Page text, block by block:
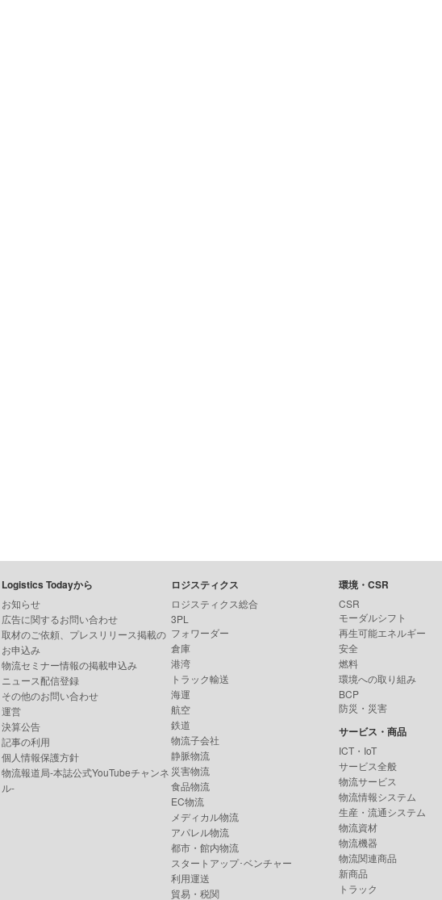
Logistics Todayから
お知らせ
広告に関するお問い合わせ
取材のご依頼、プレスリリース掲載の
お申込み
物流セミナー情報の掲載申込み
ニュース配信登録
その他のお問い合わせ
運営
決算公告
記事の利用
個人情報保護方針
物流報道局-本誌公式YouTubeチャンネ
ル-
ロジスティクス
ロジスティクス総合
3PL
フォワーダー
倉庫
港湾
トラック輸送
海運
航空
鉄道
物流子会社
静脈物流
災害物流
食品物流
EC物流
メディカル物流
アパレル物流
都市・館内物流
スタートアップ･ベンチャー
利用運送
貿易・税関
環境・CSR
CSR
モーダルシフト
再生可能エネルギー
安全
燃料
環境への取り組み
BCP
防災・災害
サービス・商品
ICT・IoT
サービス全般
物流サービス
物流情報システム
生産・流通システム
物流資材
物流機器
物流関連商品
新商品
トラック